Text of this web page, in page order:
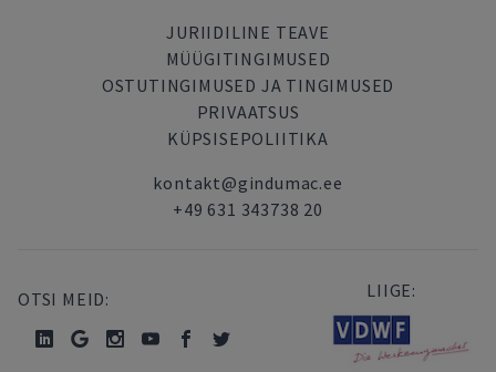
JURIIDILINE TEAVE
MÜÜGITINGIMUSED
OSTUTINGIMUSED JA TINGIMUSED
PRIVAATSUS
KÜPSISEPOLIITIKA
kontakt@gindumac.ee
+49 631 343738 20
OTSI MEID: LIIGE: